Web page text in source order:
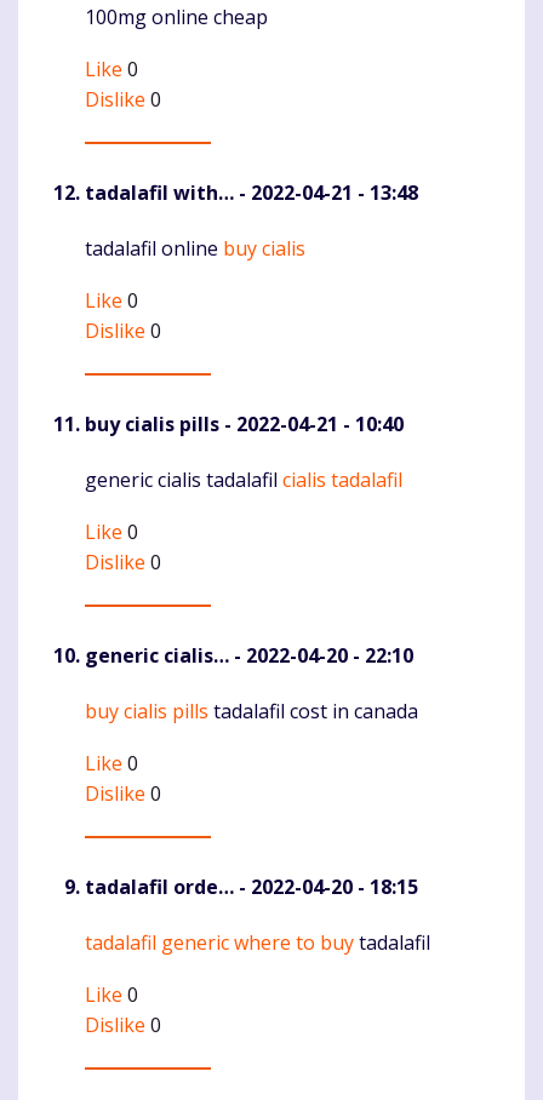
100mg online cheap
Like 0
Dislike 0
tadalafil with… - 2022-04-21 - 13:48
Komentaras
tadalafil online buy cialis
Like 0
Dislike 0
buy cialis pills - 2022-04-21 - 10:40
Komentaras
generic cialis tadalafil cialis tadalafil
Like 0
Dislike 0
generic cialis… - 2022-04-20 - 22:10
Komentaras
buy cialis pills tadalafil cost in canada
Like 0
Dislike 0
tadalafil orde… - 2022-04-20 - 18:15
Komentaras
tadalafil generic where to buytadalafil
Like 0
Dislike 0